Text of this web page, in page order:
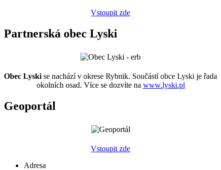
Vstoupit zde
Partnerská obec Lyski
Obec Lyski se nachází v okrese Rybnik. Součástí obce Lyski je řada
okolních osad. Více se dozvíte na www.lyski.pl
Geoportál
Vstoupit zde
Adresa